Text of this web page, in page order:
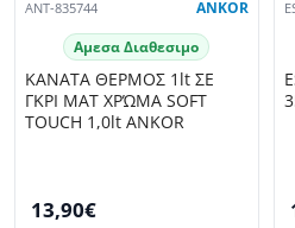
ANT-835744 ANKOR
Αμεσα Διαθεσιμο
ΚΑΝΑΤΑ ΘΕΡΜΟΣ 1lt ΣΕ
ΓΚΡΙ ΜΑΤ ΧΡΏΜΑ SOFT
TOUCH 1,0lt ANKOR
13,90€